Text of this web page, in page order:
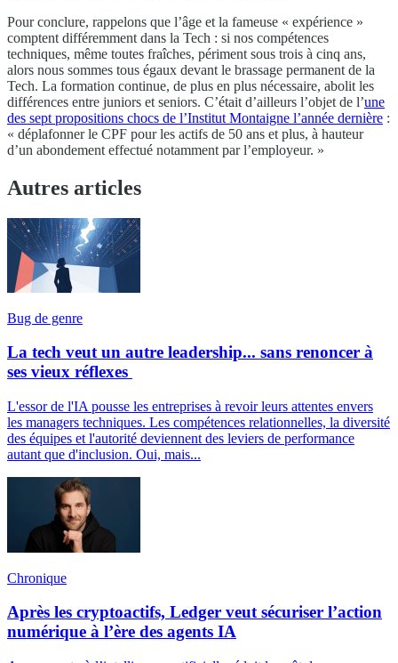
Pour conclure, rappelons que l’âge et la fameuse « expérience »
comptent différemment dans la Tech : si nos compétences
techniques, même toutes fraîches, périment sous trois à cinq ans,
alors nous sommes tous égaux devant le brassage permanent de la
Tech. La formation continue, de plus en plus nécessaire, abolit les
différences entre juniors et seniors. C’était d’ailleurs l’objet de l’une
des sept propositions chocs de l’Institut Montaigne l’année dernière :
« déplafonner le CPF pour les actifs de 50 ans et plus, à hauteur
d’un abondement effectué notamment par l’employeur. »
Autres articles
Bug de genre
La tech veut un autre leadership... sans renoncer à
ses vieux réflexes
L'essor de l'IA pousse les entreprises à revoir leurs attentes envers
les managers techniques. Les compétences relationnelles, la diversité
des équipes et l'autorité deviennent des leviers de performance
autant que d'inclusion. Oui, mais...
Chronique
Après les cryptoactifs, Ledger veut sécuriser l’action
numérique à l’ère des agents IA